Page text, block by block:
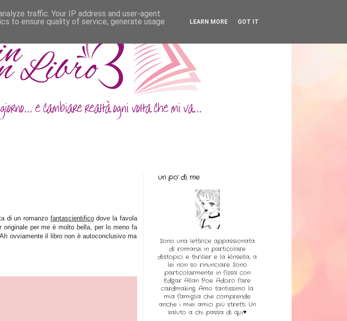
di un romanzo fantascientificodove la favola
originale per me è molto bella, per lo meno fa
ovviamente il libro non è autoconclusivo ma
un po' di me
Sono una lettrice appassionata
di romanzi in particolare
distopici e thriller e la Kinsella, a
lei non so rinunciare. Sono
particolarmente in fissa con
Edgar Allan Poe. Adoro fare
cardmaking. Amo tantissimo la
mia famiglia che comprende
anche i miei amici più stretti. Un
saluto a chi passa di qui♥
traffic. Your IP address and user-agent
to ensure quality of service, generate usage
LEARN MORE GOT IT